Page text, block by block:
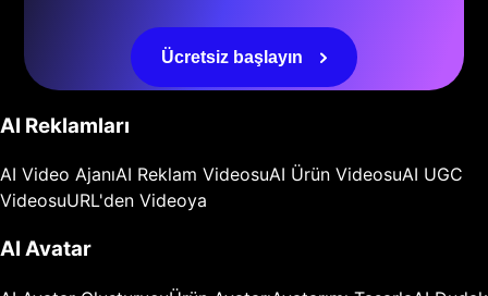
Ücretsiz başlayın
AI Reklamları
AI Video AjanıAI Reklam VideosuAI Ürün VideosuAI UGC
VideosuURL'den Videoya
AI Avatar